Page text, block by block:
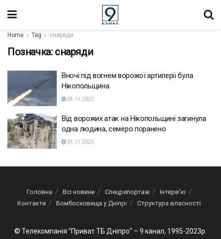
Home Tag снаряди
Позначка: снаряди
Вночі під вогнем ворожої артилерії була
Нікопольщина
04.11.2023
Від ворожих атак на Нікопольщині загинула
одна людина, семеро поранено
01.11.2023
Головна Всі новини Спецрепортаж
Інтерв’ю
Контакти
Бомбосховища у Дніпрі Структура власності
© Телекомпанія "Приват ТБ Дніпро" – 9 канал, 1995-2023р.